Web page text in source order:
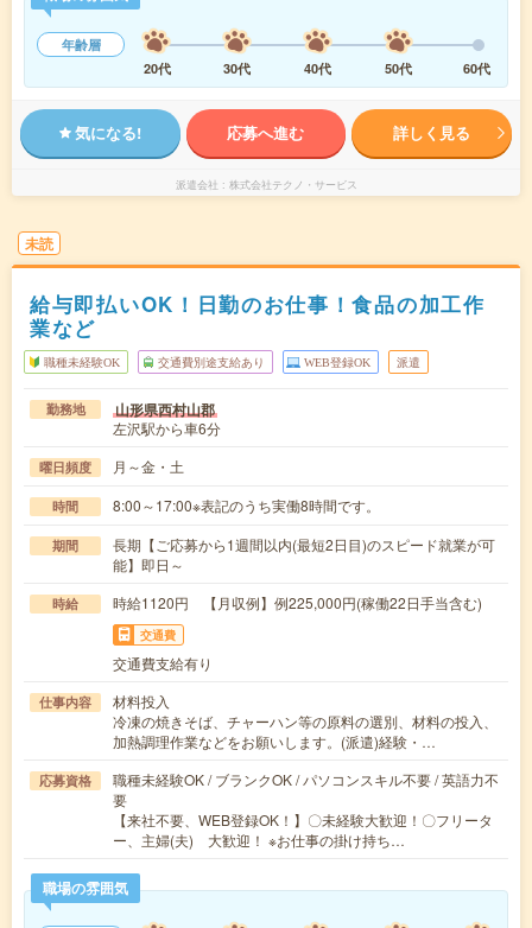
年齢層
20代
30代 40代 50代 60代
気になる! 応募へ進む 詳しく見る
派遣会社 株式会社テクノ・サービス
未読
給与即払いOK！日勤のお仕事！食品の加工作
業など
職種未経験OK 交通費別途支給あり WEB登録OK 派遣
勤務地 山形県西村山郡
左沢駅から車6分
曜日頻度 月～金・土
時間 8:00～17:00※表記のうち実働8時間です。
期間
長期【ご応募から1週間以内(最短2日目)のスピード就業が可
能】即日～
時給 時給1120円 【月収例】例225,000円(稼働22日手当含む)
交通費
交通費支給有り
仕事内容
材料投入
冷凍の焼きそば、チャーハン等の原料の選別、材料の投入、
加熱調理作業などをお願いします。(派遣)経験・…
応募資格
職種未経験OK / ブランクOK / パソコンスキル不要 / 英語力不
要
【来社不要、WEB登録OK！】〇未経験大歓迎！〇フリータ
ー、主婦(夫) 大歓迎！ ※お仕事の掛け持ち…
職場の雰囲気